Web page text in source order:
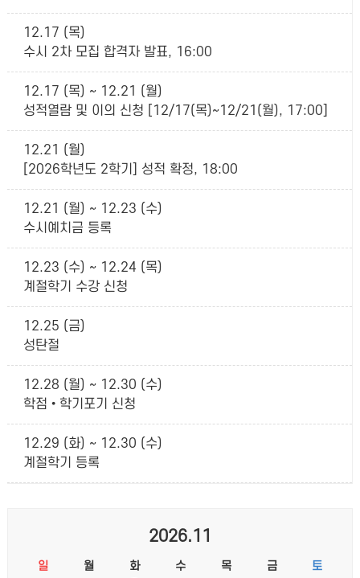
12.17 (목)
수시 2차 모집 합격자 발표, 16:00
12.17 (목) ~ 12.21 (월)
성적열람 및 이의 신청 [12/17(목)~12/21(월), 17:00]
12.21 (월)
[2026학년도 2학기] 성적 확정, 18:00
12.21 (월) ~ 12.23 (수)
수시예치금 등록
12.23 (수) ~ 12.24 (목)
계절학기 수강 신청
12.25 (금)
성탄절
12.28 (월) ~ 12.30 (수)
학점•학기포기 신청
12.29 (화) ~ 12.30 (수)
계절학기 등록
2026.11
일 월 화 수 목 금 토